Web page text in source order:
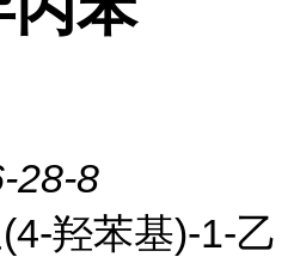
28-8
羟苯基)-1-乙